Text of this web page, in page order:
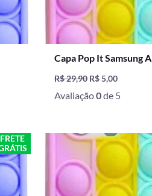
Capa Pop It Samsung
R$29,90 R$5,00
Avaliação0de 5
FRETE
O
preço
original
era:
R$ 29,90.
O
preço
R$ 5,00.